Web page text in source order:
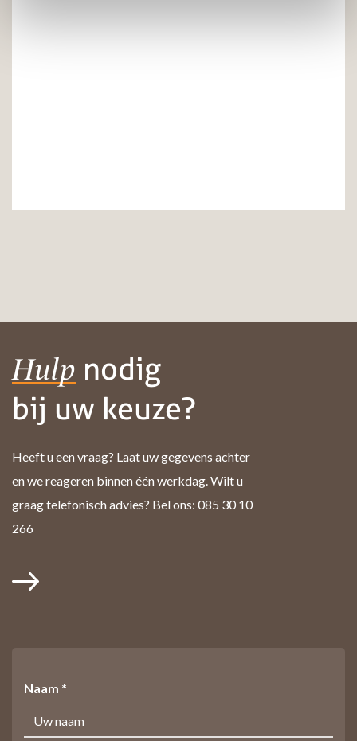
Hulp nodig
bij uw keuze?
Heeft u een vraag? Laat uw gegevens achter
en we reageren binnen één werkdag. Wilt u
graag telefonisch advies? Bel ons: 085 30 10
266
Naam *